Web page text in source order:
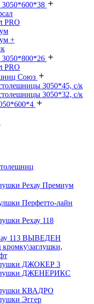
PRO
+
PRO
Союз
3050*45, с/к
3050*32, с/к
Рехау Премиум
Перфетто-лайн
Рехау 118
113 ВЫВЕДЕН
ДЖОКЕР 3
ДЖЕНЕРИКС
КВАДРО
Эггер